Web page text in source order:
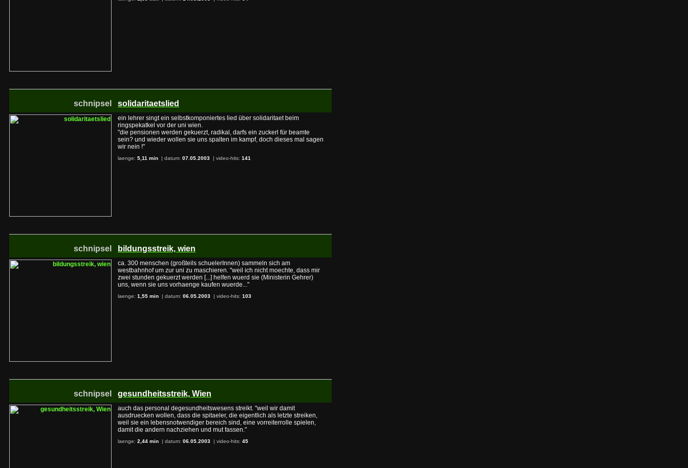
schnipsel solidaritaetslied
ein lehrer singt ein selbstkomponiertes lied über solidaritaet beim
ringspekatkel vor der uni wien.
"die pensionen werden gekuerzt, radikal, darfs ein zuckerl für beamte
sein? und wieder wollen sie uns spalten im kampf, doch dieses mal sagen
wir nein !"
laenge: 5,11 min | datum: 07.05.2003 | video-hits: 141
schnipsel bildungsstreik, wien
ca. 300 menschen (großteils schuelerInnen) sammeln sich am
westbahnhof um zur uni zu maschieren. "weil ich nicht moechte, dass mir
zwei stunden gekuerzt werden [...] helfen wuerd sie (Ministerin Gehrer)
uns, wenn sie uns vorhaenge kaufen wuerde..."
laenge: 1,55 min | datum: 06.05.2003 | video-hits: 103
schnipsel gesundheitsstreik, Wien
auch das personal degesundheitswesens streikt. "weil wir damit
ausdruecken wollen, dass die spitaeler, die eigentlich als letzte streiken,
weil sie ein lebensnotwendiger bereich sind, eine vorreiterrolle spielen,
damit die andern nachziehen und mut fassen."
laenge: 2,44 min | datum: 06.05.2003 | video-hits: 45